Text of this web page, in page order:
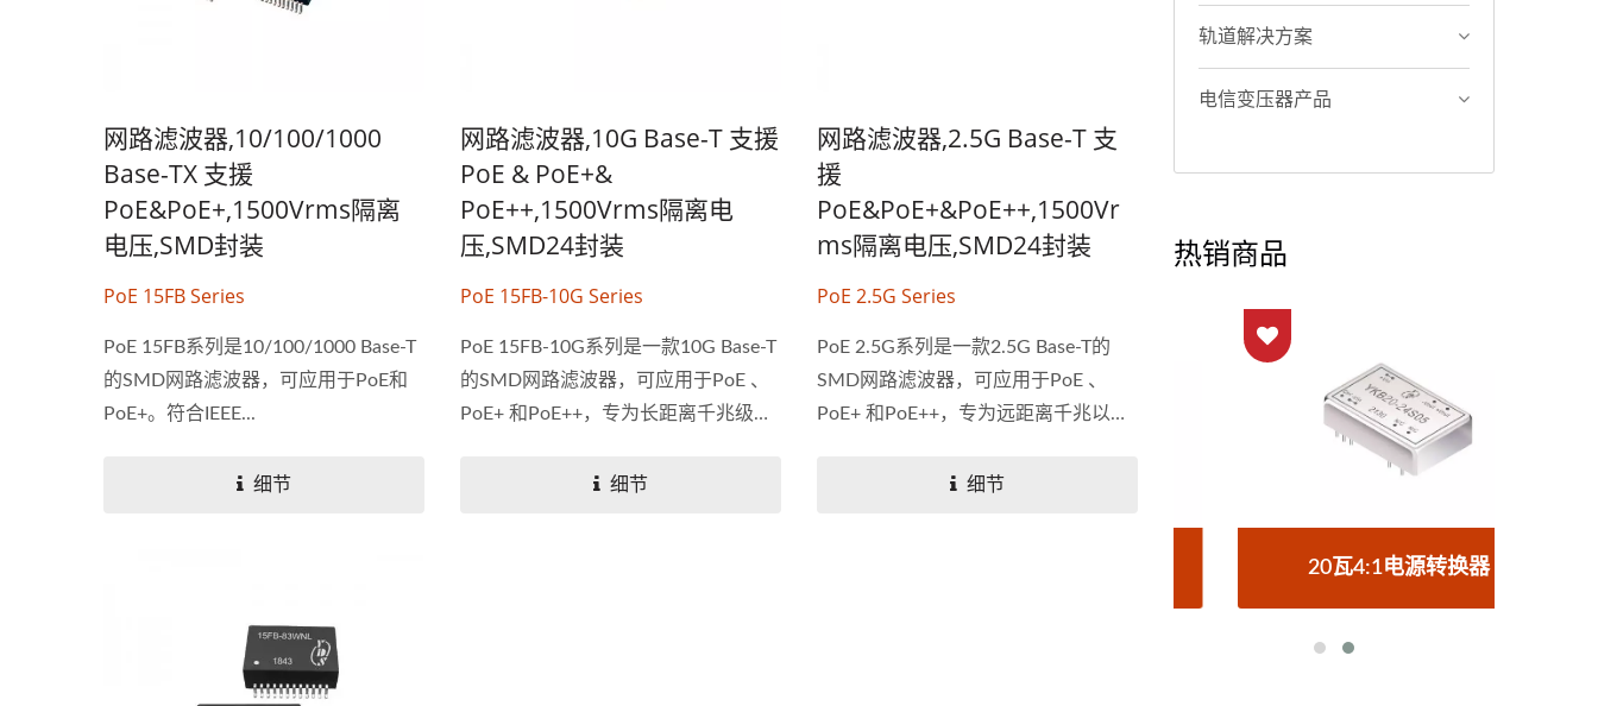
网路滤波器,10/100/1000
Base-TX 支援
PoE&PoE+,1500Vrms隔离
电压,SMD封装
PoE 15FB Series
PoE 15FB系列是10/100/1000 Base-T
的SMD网路滤波器，可应用于PoE和
PoE+。符合IEEE...
细节
网路滤波器,10G Base-T 支援
PoE & PoE+&
PoE++,1500Vrms隔离电
压,SMD24封装
PoE 15FB-10G Series
PoE 15FB-10G系列是一款10G Base-T
的SMD网路滤波器，可应用于PoE 、
PoE+ 和PoE++，专为长距离千兆级以
细节
网路滤波器,2.5G Base-T 支
援
PoE&PoE+&PoE++,1500Vr
Ms隔离电压,SMD24封装
PoE 2.5G Series
PoE 2.5G系列是一款2.5G Base-T的
SMD网路滤波器，可应用于PoE 、
PoE+ 和PoE++，专为远距离千兆以太
细节
轨道解决方案
电信变压器产品
热销商品
20瓦4:1电源转换器